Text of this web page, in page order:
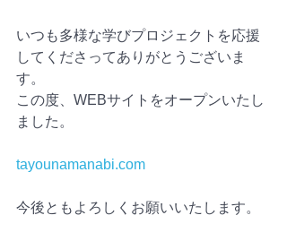
いつも多様な学びプロジェクトを応援
してくださってありがとうございま
す。
この度、WEBサイトをオープンいたし
ました。
tayounamanabi.com
今後ともよろしくお願いいたします。